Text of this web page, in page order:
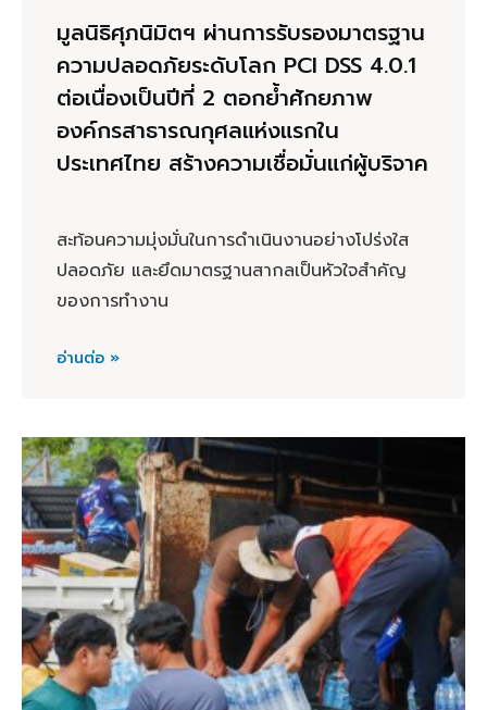
มูลนิธิศุภนิมิตฯ ผ่านการรับรองมาตรฐาน
ความปลอดภัยระดับโลก PCI DSS 4.0.1
ต่อเนื่องเป็นปีที่ 2 ตอกย้ำศักยภาพ
องค์กรสาธารณกุศลแห่งแรกใน
ประเทศไทย สร้างความเชื่อมั่นแก่ผู้บริจาค
สะท้อนความมุ่งมั่นในการดำเนินงานอย่างโปร่งใส
ปลอดภัย และยึดมาตรฐานสากลเป็นหัวใจสำคัญ
ของการทำงาน
อ่านต่อ »